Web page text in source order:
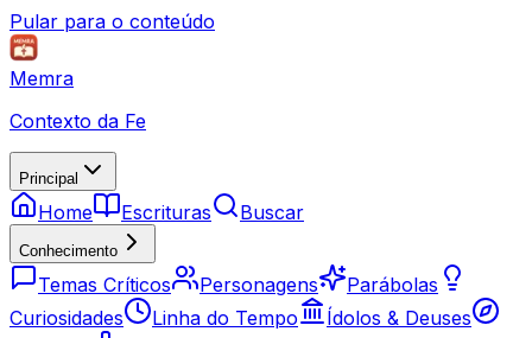
Pular para o conteúdo
Memra
Contexto da Fe
Principal
Home Escrituras Buscar
Conhecimento
Temas Críticos Personagens
Parábolas
Curiosidades
Linha do Tempo
Ídolos & Deuses